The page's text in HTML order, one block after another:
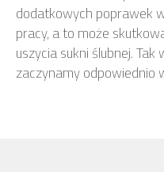
dodatkowych poprawek
pracy, a to może
uszycia sukni ślubnej.
zaczynamy odpowiednio